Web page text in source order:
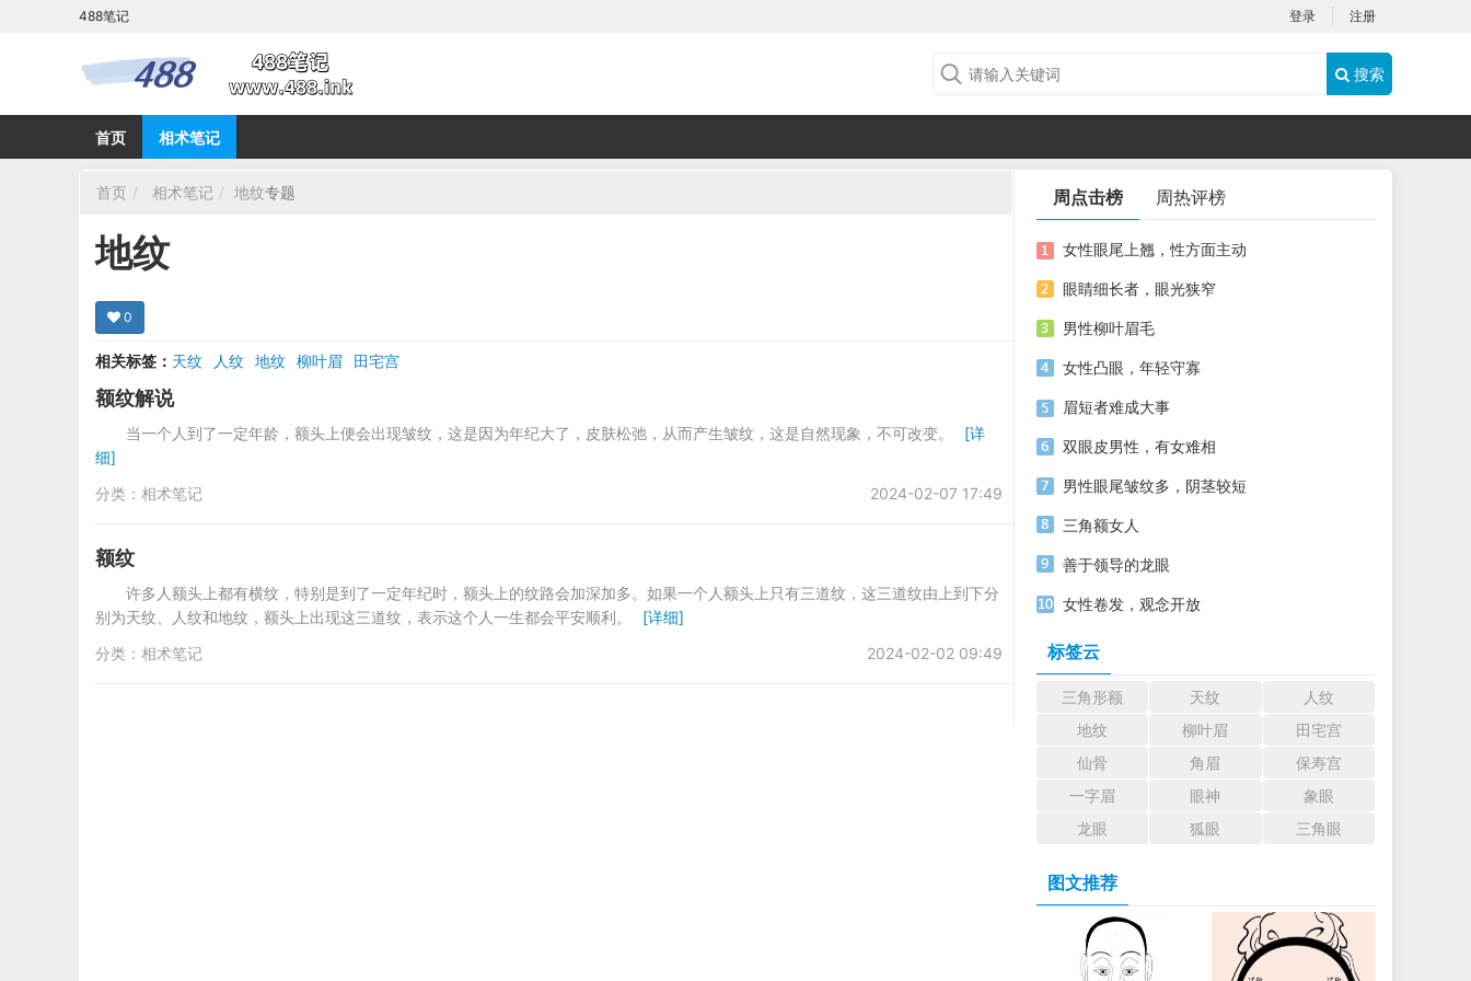
488笔记 登录 注册
搜索
首页 相术笔记
首页 相术笔记 地纹专题
地纹
0
相关标签： 天纹 人纹 地纹 柳叶眉 田宅宫
额纹解说
当一个人到了一定年龄，额头上便会出现皱纹，这是因为年纪大了，皮肤松弛，从而产生皱纹，这是自然现象，不可改变。
[详
细]
2024-02-07 17:49
分类： 相术笔记
额纹
许多人额头上都有横纹，特别是到了一定年纪时，额头上的纹路会加深加多。如果一个人额头上只有三道纹，这三道纹由上到下分
别为天纹、人纹和地纹，额头上出现这三道纹，表示这个人一生都会平安顺利。
[详细]
2024-02-02 09:49
分类： 相术笔记
周点击榜 周热评榜
女性眼尾上翘，性方面主动
眼睛细长者，眼光狭窄
男性柳叶眉毛
女性凸眼，年轻守寡
眉短者难成大事
双眼皮男性，有女难相
男性眼尾皱纹多，阴茎较短
三角额女人
善于领导的龙眼
女性卷发，观念开放
标签云
三角形额 天纹
人纹
地纹
柳叶眉
田宅宫
仙骨
角眉
保寿宫
一字眉
眼神
象眼
龙眼
狐眼 三角眼
图文推荐